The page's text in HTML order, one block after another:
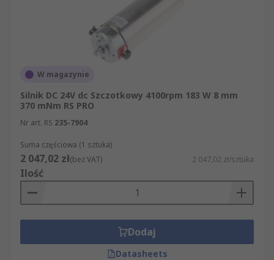
W magazynie
Silnik DC 24V dc Szczotkowy 4100rpm 183 W 8 mm
370 mNm RS PRO
Nr art. RS 235-7904
Suma częściowa (1 sztuka)
2 047,02 zł(bez VAT) 2 047,02 zł/sztuka
Ilość
Dodaj
Datasheets